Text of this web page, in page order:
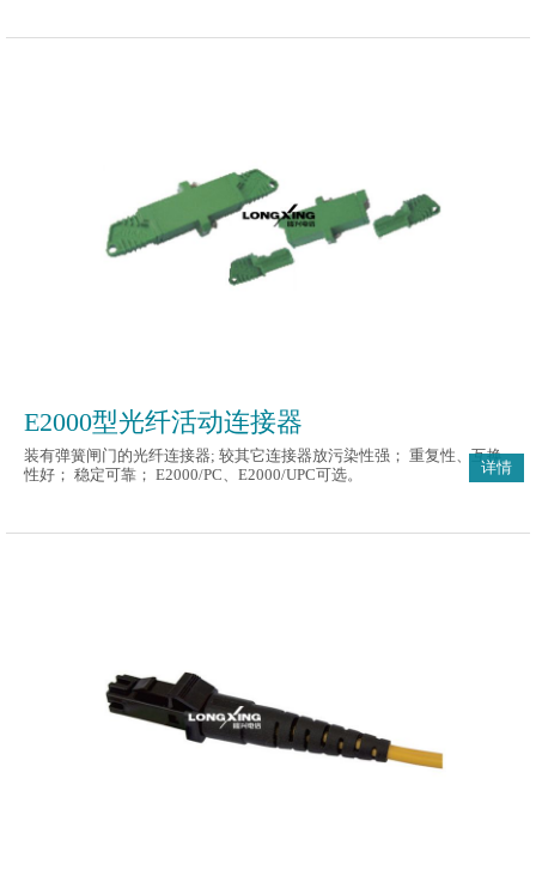
E2000型光纤活动连接器
装有弹簧闸门的光纤连接器; 较其它连接器放污染性强； 重复性、互换
性好； 稳定可靠； E2000/PC、E2000/UPC可选。
详情